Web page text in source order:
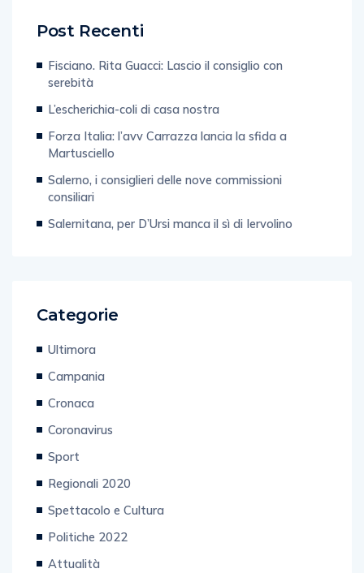
Post Recenti
Fisciano. Rita Guacci: Lascio il consiglio con
serebità
L’escherichia-coli di casa nostra
Forza Italia: l’avv Carrazza lancia la sfida a
Martusciello
Salerno, i consiglieri delle nove commissioni
consiliari
Salernitana, per D’Ursi manca il sì di Iervolino
Categorie
Ultimora
Campania
Cronaca
Coronavirus
Sport
Regionali 2020
Spettacolo e Cultura
Politiche 2022
Attualità